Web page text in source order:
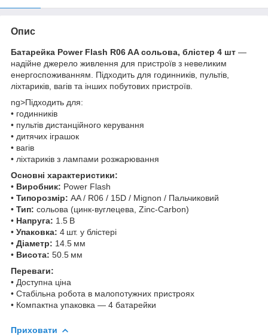
Опис
Батарейка Power Flash R06 AA сольова, блістер 4 шт —
надійне джерело живлення для пристроїв з невеликим
енергоспоживанням. Підходить для годинників, пультів,
ліхтариків, вагів та інших побутових пристроїв.
ng>Підходить для:
• годинників
• пультів дистанційного керування
• дитячих іграшок
• вагів
• ліхтариків з лампами розжарювання
Основні характеристики:
• Виробник: Power Flash
• Типорозмір: AA / R06 / 15D / Mignon / Пальчиковий
• Тип: сольова (цинк-вуглецева, Zinc-Carbon)
• Напруга: 1.5 В
• Упаковка: 4 шт. у блістері
• Діаметр: 14.5 мм
• Висота: 50.5 мм
Переваги:
• Доступна ціна
• Стабільна робота в малопотужних пристроях
• Компактна упаковка — 4 батарейки
Приховати